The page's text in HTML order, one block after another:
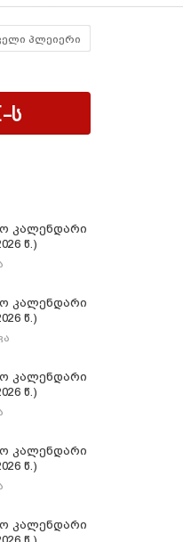
პლეიერი
-ს
კალენდარი
წ.)
კალენდარი
წ.)
კალენდარი
წ.)
კალენდარი
წ.)
კალენდარი